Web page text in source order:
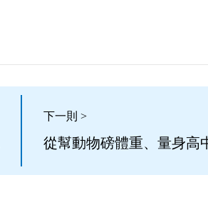
下一則 >
從幫動物磅體重、量身高